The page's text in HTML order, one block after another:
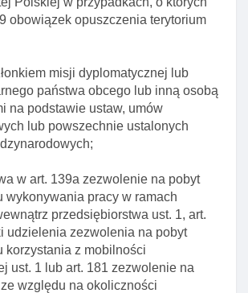
obowiązek opuszczenia terytorium
misji dyplomatycznej lub
państwa obcego lub inną osobą
na podstawie ustaw, umów
lub powszechnie ustalonych
w art. 139a zezwolenie na pobyt
wykonywania pracy w ramach
przedsiębiorstwa ust. 1, art.
udzielenia zezwolenia na pobyt
korzystania z mobilności
ust. 1 lub art. 181 zezwolenie na
względu na okoliczności
w sprawie udzielenia
pobyt czasowy ze względu na inne
udzielenia zezwolenia na pobyt
na inne okolicznośCI
odmowy się wszczęcia
w sprawie udzielenia
stosowania niektórych
do odmowy udzielenia
pobyt czasowy ze względu na inne
zezwolenia na pobyt czasowy
inne okolicznośCI